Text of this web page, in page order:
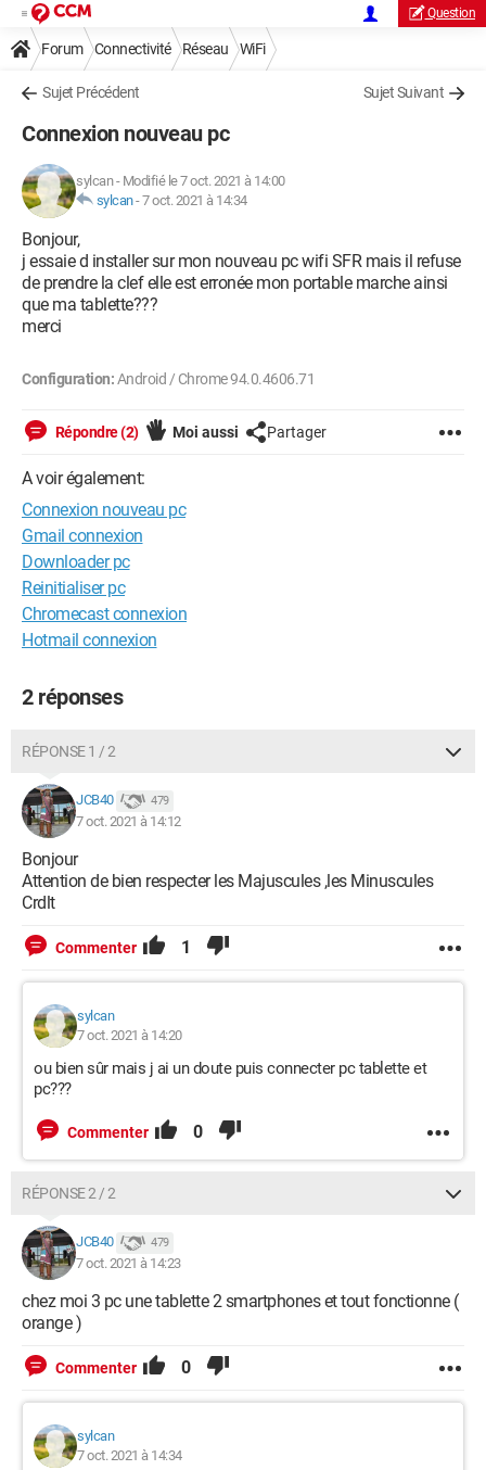
Question
Forum Connectivité Réseau WiFi
Sujet Précédent Sujet Suivant
Connexion nouveau pc
sylcan- Modifié le 7 oct. 2021 à 14:00
sylcan-7 oct. 2021 à 14:34
Bonjour,
j essaie d installer sur mon nouveau pc wifi SFR mais il refuse
de prendre la clef elle est erronée mon portable marche ainsi
que ma tablette???
merci
Configuration:Android / Chrome 94.0.4606.71
Répondre (2) Moi aussi Partager
A voir également:
Connexion nouveau pc
Gmail connexion
Downloader pc
Reinitialiser pc
Chromecast connexion
Hotmail connexion
2 réponses
RÉPONSE 1 / 2
JCB40 479
7 oct. 2021 à 14:12
Bonjour
Attention de bien respecter les Majuscules ,les Minuscules
Crdlt
Commenter 1
sylcan
7 oct. 2021 à 14:20
ou bien sûr mais j ai un doute puis connecter pc tablette et
pc???
Commenter 0
RÉPONSE 2 / 2
JCB40 479
7 oct. 2021 à 14:23
chez moi 3 pc une tablette 2 smartphones et tout fonctionne (
orange )
Commenter 0
sylcan
7 oct. 2021 à 14:34